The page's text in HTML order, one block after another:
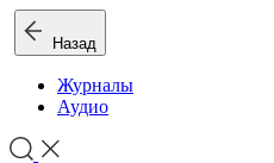
Назад
Журналы
Аудио